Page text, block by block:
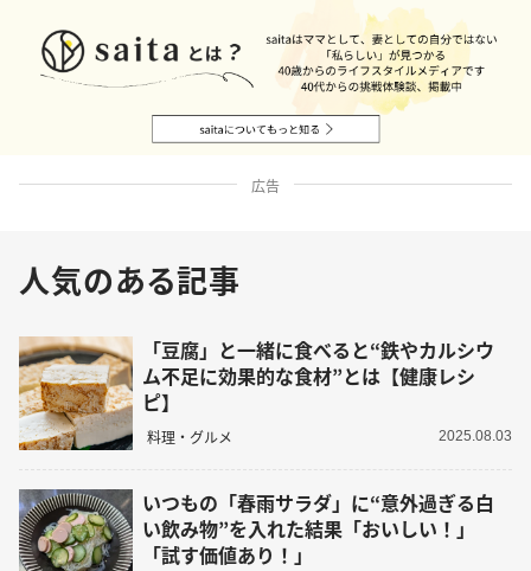
広告
人気のある記事
「豆腐」と一緒に食べると“鉄やカルシウ
ム不足に効果的な食材”とは【健康レシ
ピ】
料理・グルメ 2025.08.03
いつもの「春雨サラダ」に“意外過ぎる白
い飲み物”を入れた結果「おいしい！」
「試す価値あり！」